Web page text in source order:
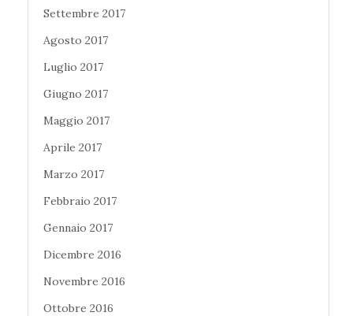
Settembre 2017
Agosto 2017
Luglio 2017
Giugno 2017
Maggio 2017
Aprile 2017
Marzo 2017
Febbraio 2017
Gennaio 2017
Dicembre 2016
Novembre 2016
Ottobre 2016